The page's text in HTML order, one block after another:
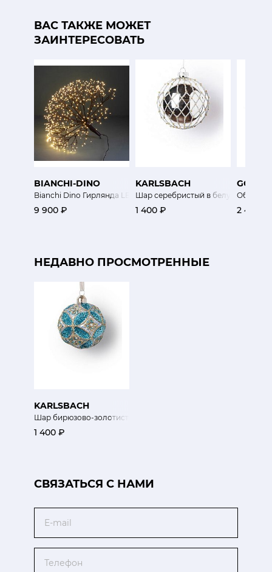
ВАС ТАКЖЕ МОЖЕТ
ЗАИНТЕРЕСОВАТЬ
BIANCHI-DINO
Bianchi Dino Гирлянда LED Цветок черный 40 см
9 900 ₽
KARLSBACH
Шар серебристый в белую сеточку
1 400 ₽ 2 400 ₽
НЕДАВНО ПРОСМОТРЕННЫЕ
KARLSBACH
Шар бирюзово-золотистый
1 400 ₽
CВЯЗАТЬСЯ С НАМИ